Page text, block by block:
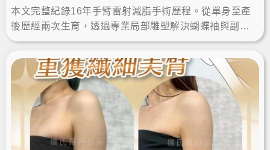
本文完整紀錄16年手臂雷射減脂手術歷程。從單身至產
後歷經兩次生育，透過專業局部雕塑解決蝴蝶袖與副
乳。分享術後維持纖細體態的關鍵，給追求安全、有感
瘦手臂的人參考。